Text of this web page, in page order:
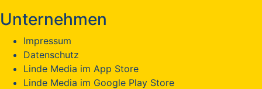
Unternehmen
Impressum
Datenschutz
Linde Media im App Store
Linde Media im Google Play Store